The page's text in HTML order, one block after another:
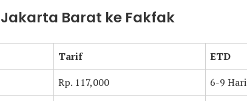
Barat ke Fakfak
Tarif
ETD
Rp. 117,000
6-9 Hari